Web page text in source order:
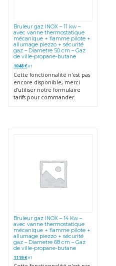
Bruleur gaz INOX – 11 kw –
avec vanne thermostatique
mécanique + flamme pilote +
allumage piezzo + sécurité
gaz – Diametre 50 cm – Gaz
de ville-propane-butane
1048€ HT
Cette fonctionnalité n'est pas
encore disponible, merci
d'utiliser notre formulaire
tarifs pour commander.
Bruleur gaz INOX – 14 Kw –
avec vanne thermostatique
mécanique + flamme pilote +
allumage piezzo + sécurité
gaz – Diametre 68 cm – Gaz
de ville-propane-butane
1119€ HT